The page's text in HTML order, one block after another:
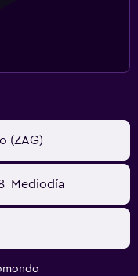
(ZAG)
Mediodía